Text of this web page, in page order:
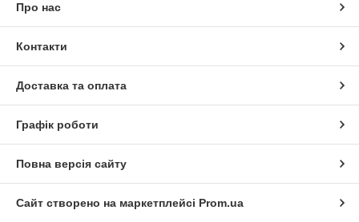
Про нас
Контакти
Доставка та оплата
Графік роботи
Повна версія сайту
Сайт створено на маркетплейсі Prom.ua